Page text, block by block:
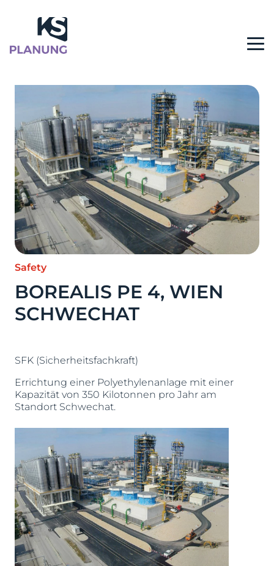
Safety
BOREALIS PE 4, WIEN
SCHWECHAT
SFK (Sicherheitsfachkraft)
Errichtung einer Polyethylenanlage mit einer
Kapazität von 350 Kilotonnen pro Jahr am
Standort Schwechat.